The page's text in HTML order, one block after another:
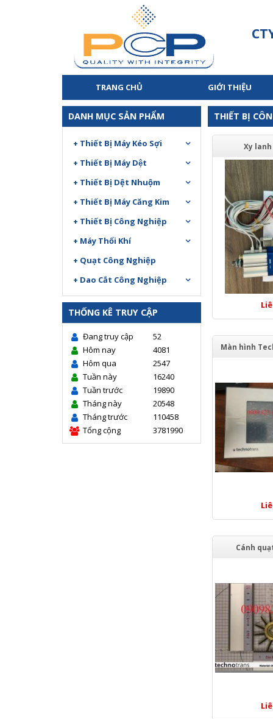
TRANG CHỦ GIỚI THIỆU
DANH MỤC SẢN PHẨM
+ Thiết Bị Máy Kéo Sợi
+ Thiết Bị Máy Dệt
+ Thiết Bị Dệt Nhuộm
+ Thiết Bị Máy Căng Kim
+ Thiết Bị Công Nghiệp
+ Máy Thổi Khí
+ Quạt Công Nghiệp
+ Dao Cắt Công Nghiệp
THỐNG KÊ TRUY CẬP
Đang truy cập
52
Hôm nay
4081
Hôm qua
2547
Tuần này
16240
Tuần trước
19890
Tháng này
20548
Tháng trước
110458
Tổng cộng
3781990
THIẾT BỊ
Xy
Màn hình
Cánh